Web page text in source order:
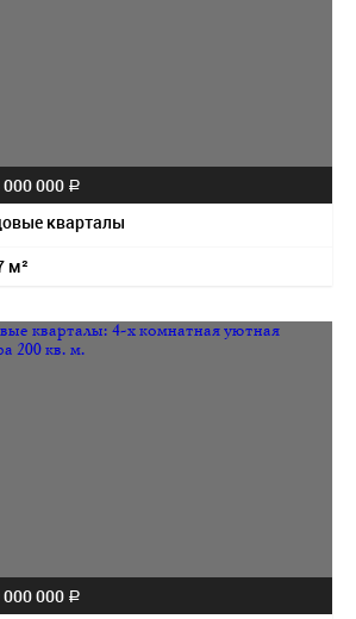
000 000 a
кварталы
м²
000 000 a